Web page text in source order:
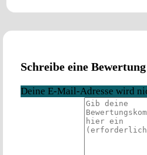
Schreibe eine Bewertung
Deine E-Mail-Adresse wird